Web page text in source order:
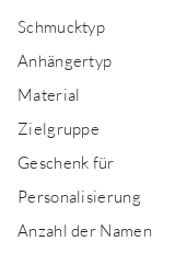
Schmucktyp
Anhängertyp
Material
Zielgruppe
Geschenk für
Personalisierung
Anzahl der Namen